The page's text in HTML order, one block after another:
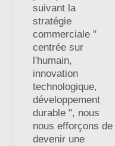
suivant la
stratégie
commerciale "
centrée sur
l'humain,
innovation
technologique,
développement
durable ", nous
nous efforçons de
devenir une